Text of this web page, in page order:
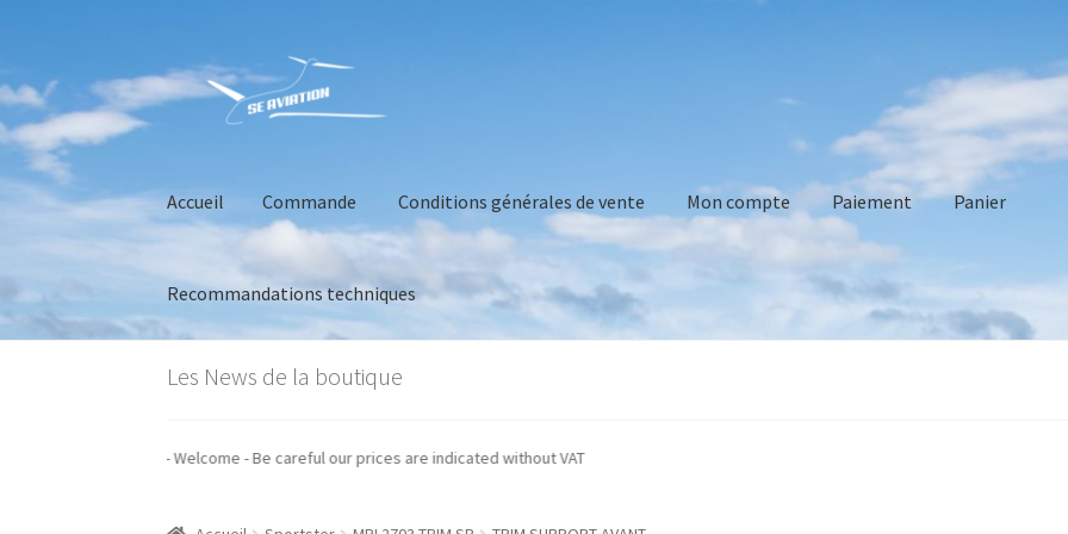
Aller
à
Aller
au
contenu
Accueil Commande Conditions générales de vente Mon compte Paiement Panier
Recommandations techniques
AccueilCommandeConditions générales de vente
Les News de la boutique
prix sont indiqués hors taxes - Welcome - Be careful our prices are indicated without VAT